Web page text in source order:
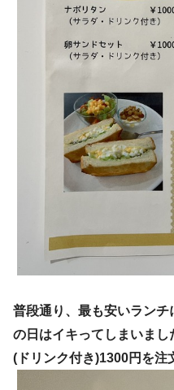
普段通り、最も安いランチ
の日はイキってしまいまし
(ドリンク付き)1300円を注